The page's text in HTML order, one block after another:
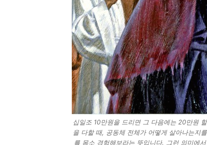
십일조 10만원을 드리면 그 다음에는 20만원
을 다할 때, 공동체 전체가 어떻게 살아나는지
를 몸소 경험해보라는 뜻입니다. 그런 의미에